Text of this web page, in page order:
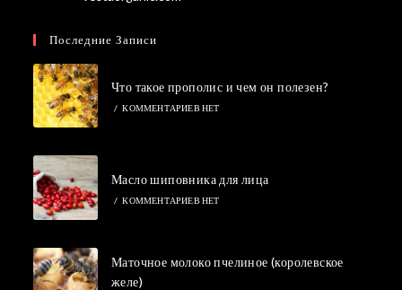
Последние Записи
Что такое прополис и чем он полезен?
/ КОММЕНТАРИЕВ НЕТ
Масло шиповника для лица
/ КОММЕНТАРИЕВ НЕТ
Маточное молоко пчелиное (королевское
желе)